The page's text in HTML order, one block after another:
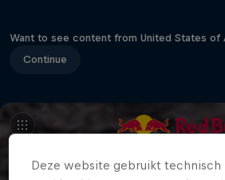
Want to see content from United States of
Continue
Deze website gebruikt technisch